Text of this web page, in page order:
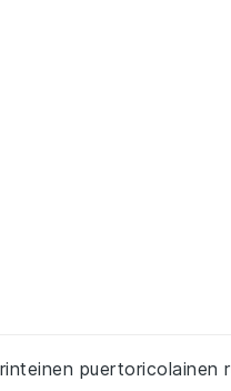
puertoricolainen